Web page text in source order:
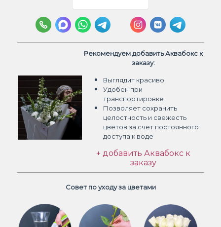
Рекомендуем добавить Аквабокс к
заказу:
Выглядит красиво
Удобен при
транспортировке
Позволяет сохранить
целостность и свежесть
цветов за счет постоянного
доступа к воде
+ добавить Аквабокс к
заказу
Совет по уходу за цветами